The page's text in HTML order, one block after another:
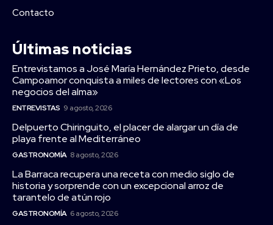
Contacto
Últimas noticias
Entrevistamos a José María Hernández Prieto, desde
Campoamor conquista a miles de lectores con «Los
negocios del alma»
ENTREVISTAS 9 agosto, 2026
Delpuerto Chiringuito, el placer de alargar un día de
playa frente al Mediterráneo
GASTRONOMÍA 8 agosto, 2026
La Barraca recupera una receta con medio siglo de
historia y sorprende con un excepcional arroz de
tarantelo de atún rojo
GASTRONOMÍA 6 agosto, 2026